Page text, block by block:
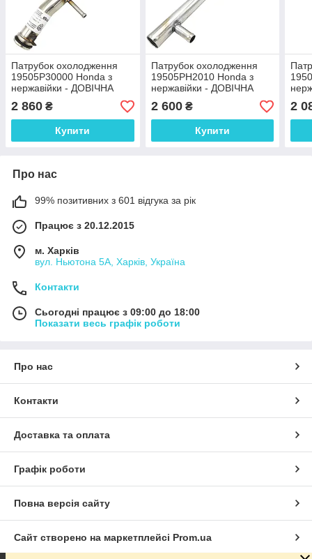
Патрубок охолодження
19505P30000 Honda з
нержавійки - ДОВІЧНА
ГАРАНТІЯ
2 860 ₴
Купити
Патрубок охолодження
19505PH2010 Honda з
нержавійки - ДОВІЧНА
ГАРАНТІЯ
2 600₴
Купити
2
Про нас
99% позитивних з 601 відгука за рік
Працює з 20.12.2015
м. Харків
вул. Ньютона 5А, Харків, Україна
Контакти
Сьогодні працює з 09:00 до 18:00
Показати весь графік роботи
Про нас
Контакти
Доставка та оплата
Графік роботи
Повна версія сайту
Сайт створено на маркетплейсі Prom.ua